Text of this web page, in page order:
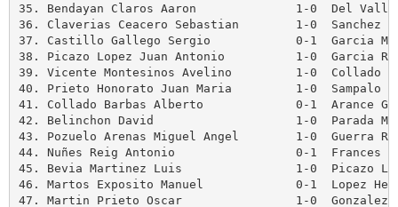
35. Bendayan Claros Aaron              1-0  Del Valle
36. Claverias Ceacero Sebastian        1-0  Sanchez
37. Castillo Gallego Sergio            0-1  Garcia
38. Picazo Lopez Juan Antonio          1-0  Garcia
39. Vicente Montesinos Avelino         1-0  Collado
40. Prieto Honorato Juan Maria         1-0  Sampalo
41. Collado Barbas Alberto             0-1  Arance
42. Belinchon David                    1-0  Parada
43. Pozuelo Arenas Miguel Angel        1-0  Guerra
44. Nuñes Reig Antonio                 0-1  Frances
45. Bevia Martinez Luis                1-0  Picazo
46. Martos Exposito Manuel             0-1  Lopez
47. Martin Prieto Oscar                1-0  Gonzalez